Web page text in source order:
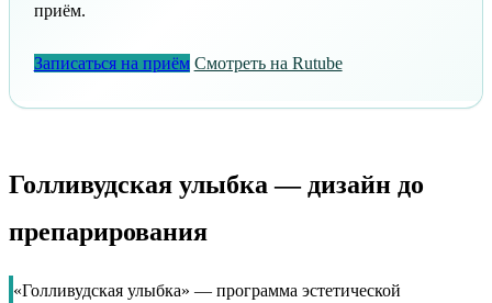
приём.
Записаться на приём Смотреть на Rutube
Голливудская улыбка — дизайн до
препарирования
«Голливудская улыбка» — программа эстетической